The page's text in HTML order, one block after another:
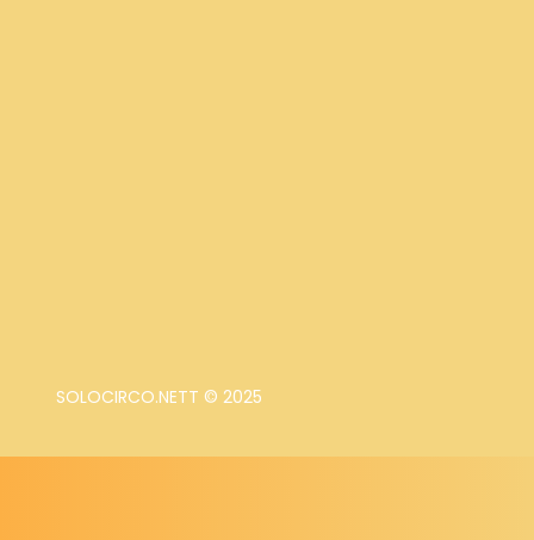
SOLOCIRCO.NETT © 2025